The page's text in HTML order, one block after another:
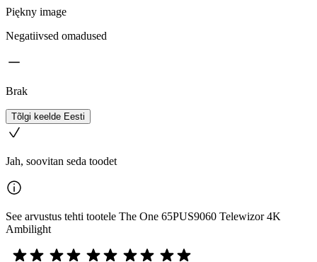
Piękny image
Negatiivsed omadused
Brak
Tõlgi keelde Eesti
Jah, soovitan seda toodet
See arvustus tehti tootele The One 65PUS9060 Telewizor 4K
Ambilight